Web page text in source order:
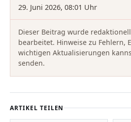
29. Juni 2026, 08:01 Uhr
Dieser Beitrag wurde
bearbeitet. Hinweise zu Fehlern,
wichtigen Aktualisierungen
senden.
ARTIKEL TEILEN